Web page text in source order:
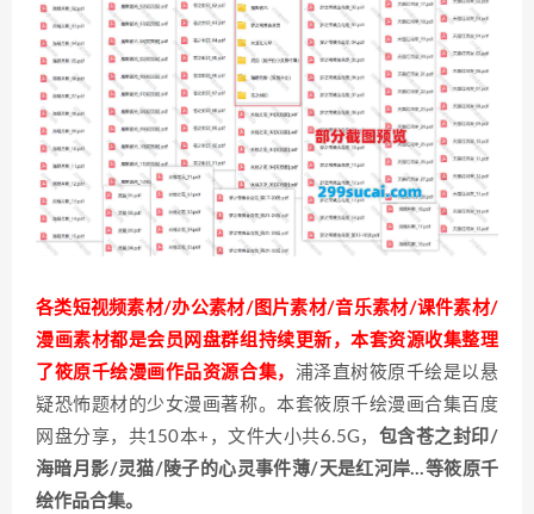
各类短视频素材/办公素材/图片素材/音乐素材/课件素材/
漫画素材都是会员网盘群组持续更新，本套资源收集整理
了筱原千绘漫画作品资源合集， 浦泽直树筱原千绘是以悬
疑恐怖题材的少女漫画著称。本套筱原千绘漫画合集百度
网盘分享，共150本+，文件大小共6.5G， 包含苍之封印/
海暗月影/灵猫/陵子的心灵事件薄/天是红河岸…等筱原千
绘作品合集。